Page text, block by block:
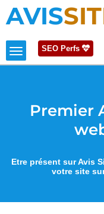
AVIS
SEO Perfs
Premier
Etre présent sur Avis
votre site